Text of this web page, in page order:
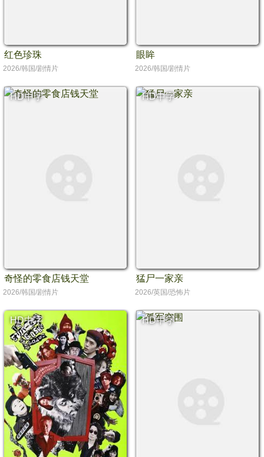
红色珍珠
2026/韩国/剧情片
眼眸
2026/韩国/剧情片
HD中字
奇怪的零食店钱天堂
2026/韩国/剧情片
HD中字
猛尸一家亲
2026/英国/恐怖片
HD中字 HD中字